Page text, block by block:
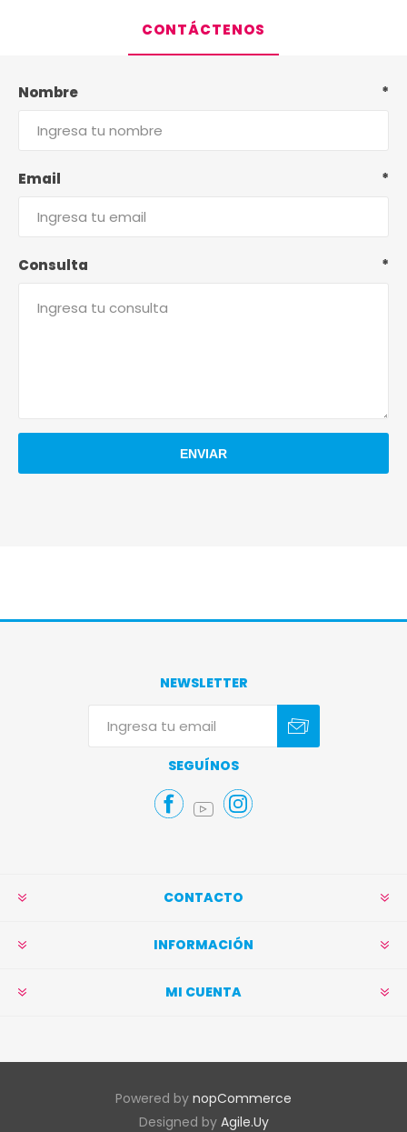
CONTÁCTENOS
Nombre *
Email *
Consulta *
NEWSLETTER
SEGUÍNOS
CONTACTO
INFORMACIÓN
MI CUENTA
Powered by nopCommerce
Designed by Agile.Uy